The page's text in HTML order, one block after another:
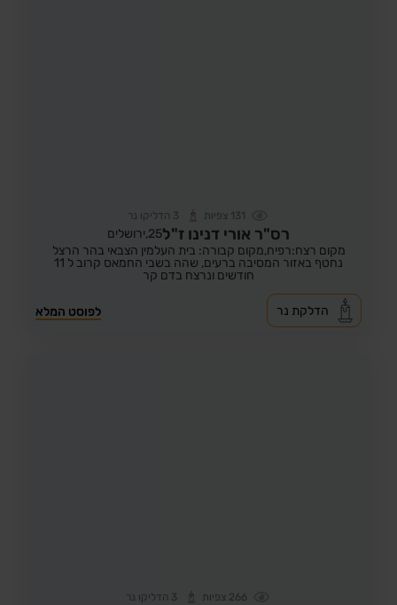
131 צפיות 3 הדליקו נר
רס"ר אורי דנינו ז"ל25, ירושלים
מקום רצח:רפיח,מקום קבורה: בית העלמין הצבאי בהר הרצל
נחטף באזור המסיבה ברעים, שהה בשבי החמאס קרוב ל 11
חודשים ונרצח בדם קר
לפוסט המלא הדלקת נר
266 צפיות 3 הדליקו נר